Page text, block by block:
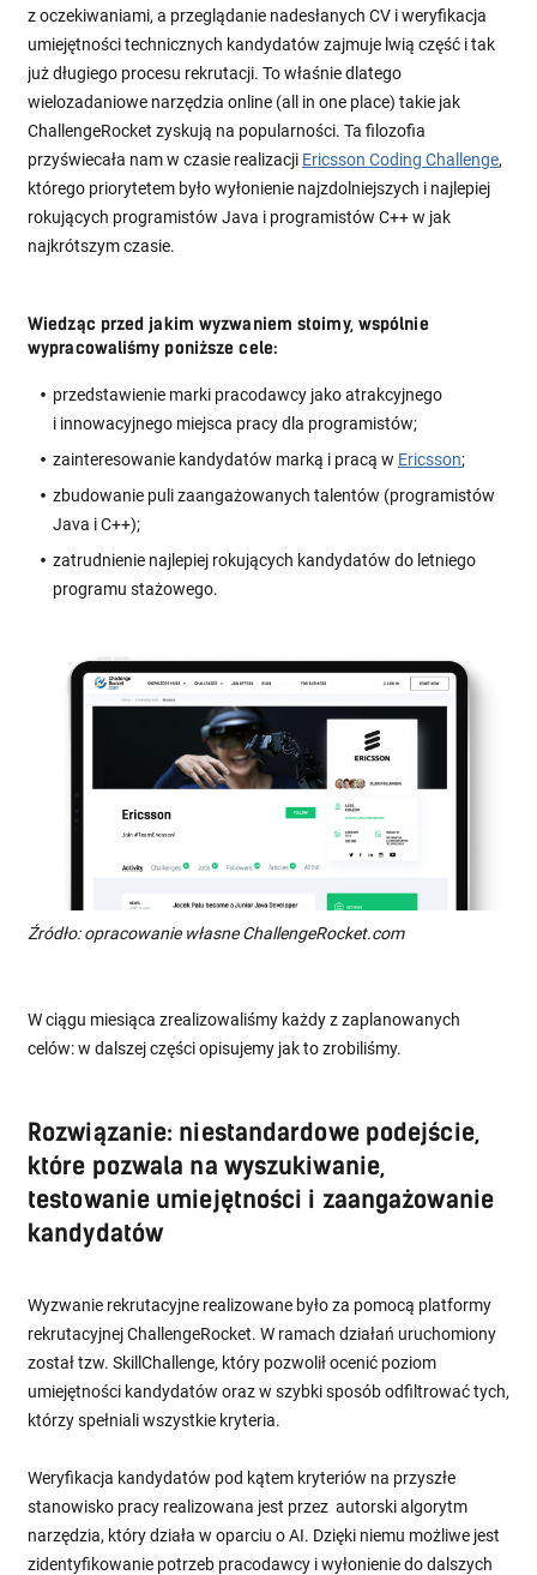
z oczekiwaniami, a przeglądanie nadesłanych CV i weryfikacja
umiejętności technicznych kandydatów zajmuje lwią część i tak
już długiego procesu rekrutacji. To właśnie dlatego
wielozadaniowe narzędzia online (all in one place) takie jak
ChallengeRocket zyskują na popularności. Ta filozofia
przyświecała nam w czasie realizacji Ericsson Coding Challenge,
którego priorytetem było wyłonienie najzdolniejszych i najlepiej
rokujących programistów Java i programistów C++ w jak
najkrótszym czasie.
Wiedząc przed jakim wyzwaniem stoimy, wspólnie
wypracowaliśmy poniższe cele:
przedstawienie marki pracodawcy jako atrakcyjnego
i innowacyjnego miejsca pracy dla programistów;
zainteresowanie kandydatów marką i pracą w Ericsson;
zbudowanie puli zaangażowanych talentów (programistów
Java i C++);
zatrudnienie najlepiej rokujących kandydatów do letniego
programu stażowego.
Źródło: opracowanie własne ChallengeRocket.com
W ciągu miesiąca zrealizowaliśmy każdy z zaplanowanych
celów: w dalszej części opisujemy jak to zrobiliśmy.
Rozwiązanie: niestandardowe podejście,
które pozwala na wyszukiwanie,
testowanie umiejętności i zaangażowanie
kandydatów
Wyzwanie rekrutacyjne realizowane było za pomocą platformy
rekrutacyjnej ChallengeRocket. W ramach działań uruchomiony
został tzw. SkillChallenge, który pozwolił ocenić poziom
umiejętności kandydatów oraz w szybki sposób odfiltrować tych,
którzy spełniali wszystkie kryteria.
Weryfikacja kandydatów pod kątem kryteriów na przyszłe
stanowisko pracy realizowana jest przez autorski algorytm
narzędzia, który działa w oparciu o AI. Dzięki niemu możliwe jest
zidentyfikowanie potrzeb pracodawcy i wyłonienie do dalszych